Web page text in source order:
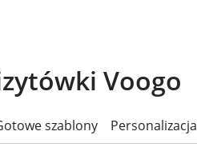
Voogo
szablony Personalizacja